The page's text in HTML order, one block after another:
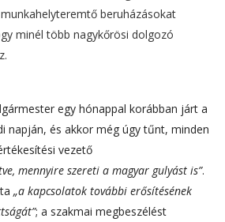
beruházásokat
minél több nagykőrösi dolgozó
egy hónappal korábban járt a
napján, és akkor még úgy tűnt, minden
vezető
mennyire szereti a magyar gulyást is”.
„a kapcsolatok további erősítésének
; a szakmai megbeszélést